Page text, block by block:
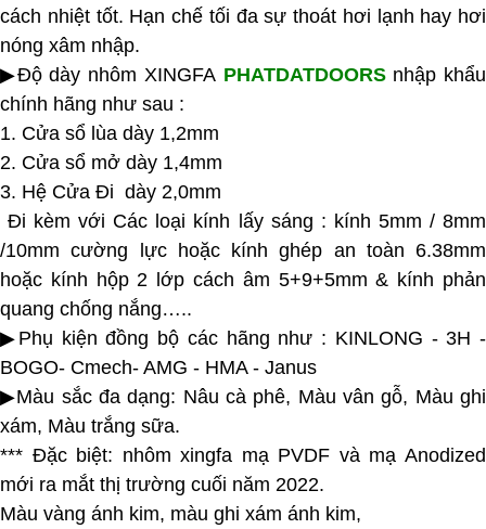
cách nhiệt tốt. Hạn chế tối đa sự thoát hơi lạnh hay hơi
nóng xâm nhập.
▶Độ dày nhôm XINGFA PHATDATDOORSnhập khẩu
chính hãng như sau :
1. Cửa sổ lùa dày 1,2mm
2. Cửa sổ mở dày 1,4mm
3. Hệ Cửa Đi dày 2,0mm
Đi kèm với Các loại kính lấy sáng : kính 5mm / 8mm
/10mm cường lực hoặc kính ghép an toàn 6.38mm
hoặc kính hộp 2 lớp cách âm 5+9+5mm & kính phản
quang chống nắng…..
▶Phụ kiện đồng bộ các hãng như : KINLONG - 3H -
BOGO- Cmech- AMG - HMA - Janus
▶Màu sắc đa dạng: Nâu cà phê, Màu vân gỗ, Màu ghi
xám, Màu trắng sữa.
*** Đặc biệt: nhôm xingfa mạ PVDF và mạ Anodized
mới ra mắt thị trường cuối năm 2022.
Màu vàng ánh kim, màu ghi xám ánh kim,